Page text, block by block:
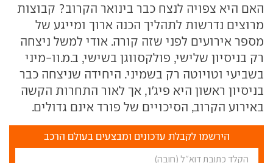
האם היא צפויה לנצח כבר בינואר הקרוב? קבוצות
מרוצים נדרשות לתהליך הכנה ארוך ומייגע של
מספר אירועים לפני שזה קורה. אודי למשל ניצחה
רק בניסיון שלישי, פולקסווגן בשישי, ב.מ.וו-מיני
בשביעי וטויוטה רק בשמיני. היחידה שניצחה כבר
בניסיון ראשון היא פיג'ו, אך לאור התחרות הקשה
באירוע הקרוב, הסיכויים של פורד אינם גדולים.
הירשמו לקבלת עדכונים ומבצעים בעולם הרכב